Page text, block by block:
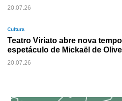
20.07.26
Cultura
Teatro Viriato abre nova
espetáculo de Mickaël de
20.07.26